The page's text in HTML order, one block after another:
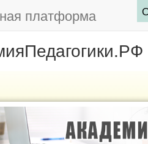
платформа